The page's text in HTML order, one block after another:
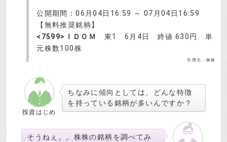
公開期間：06月04日16:59 ～ 07月04日16:59
【無料推奨銘柄】
<7599>ＩＤＯＭ
東1 6月4日 終値 630円 単
元株数100株
引用元：株株
投資はじめ
ちなみに傾向としては、どんな特徴
を持っている銘柄が多いんですか？
そうねぇ。。株株の銘柄を調べてみ